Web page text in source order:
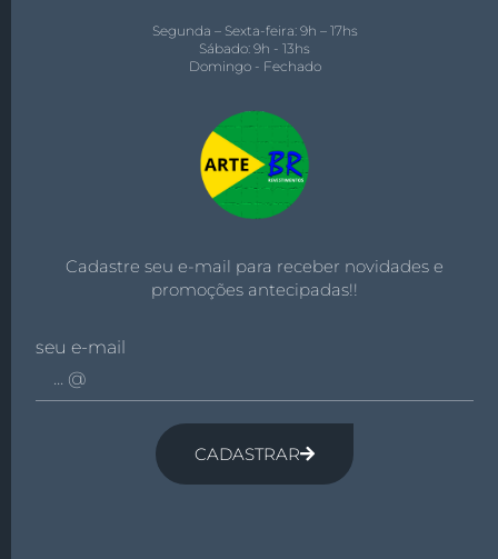
Segunda – Sexta-feira: 9h – 17hs
Sábado: 9h - 13hs
Domingo - Fechado
Cadastre seu e-mail para receber novidades e
promoções antecipadas!!
seu e-mail
CADASTRAR